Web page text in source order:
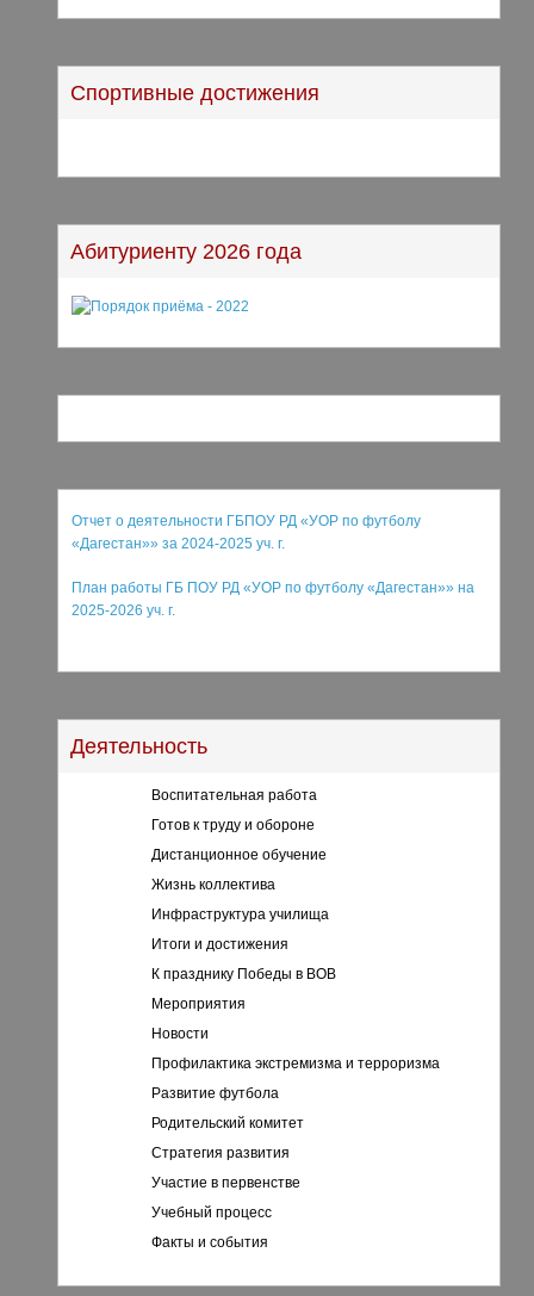
Спортивные достижения
Абитуриенту 2026 года
Отчет о деятельности ГБПОУ РД «УОР по футболу
«Дагестан»» за 2024-2025 уч. г.
План работы ГБ ПОУ РД «УОР по футболу «Дагестан»» на
2025-2026 уч. г.
Деятельность
Воспитательная работа
Готов к труду и обороне
Дистанционное обучение
Жизнь коллектива
Инфраструктура училища
Итоги и достижения
К празднику Победы в ВОВ
Мероприятия
Новости
Профилактика экстремизма и терроризма
Развитие футбола
Родительский комитет
Стратегия развития
Участие в первенстве
Учебный процесс
Факты и события